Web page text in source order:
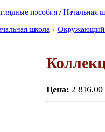
пособия /Начальная
школа Окружающий
Цена: 2 816.00